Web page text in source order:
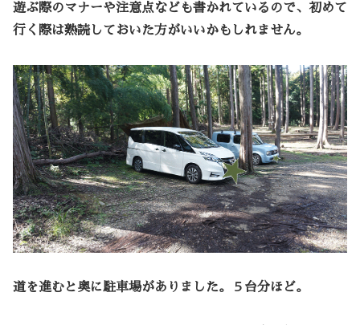
遊ぶ際のマナーや注意点なども書かれているので、初めて
行く際は熟読しておいた方がいいかもしれません。
道を進むと奥に駐車場がありました。５台分ほど。